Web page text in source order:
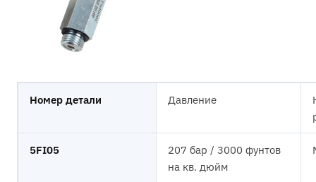
Номер детали Давление
5FI05
207 бар / 3000 фунтов
на кв. дюйм